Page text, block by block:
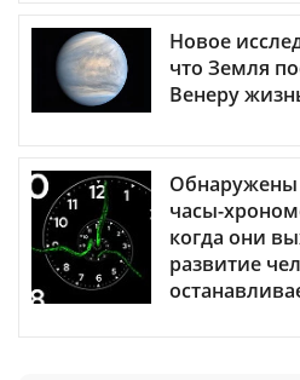
Новое
что Земля
Венеру
Обнаружены
часы-
когда они
развитие